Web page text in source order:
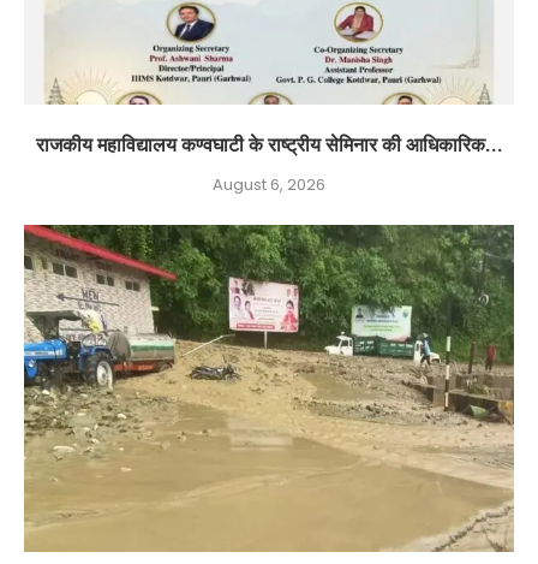
राजकीय महाविद्यालय कण्वघाटी के राष्ट्रीय सेमिनार की आधिकारिक...
August 6, 2026